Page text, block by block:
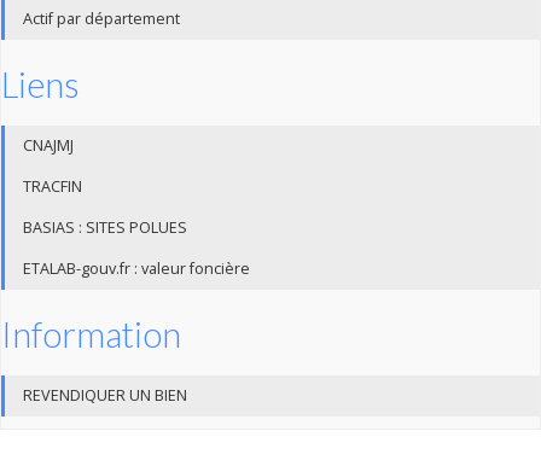
Actif par département
Liens
CNAJMJ
TRACFIN
BASIAS : SITES POLUES
ETALAB-gouv.fr : valeur foncière
Information
REVENDIQUER UN BIEN